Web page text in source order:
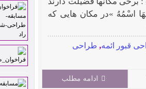
اسْمُهُ »در مکان هایی که
قبور ائمه, طراحی
ادامه مطلب